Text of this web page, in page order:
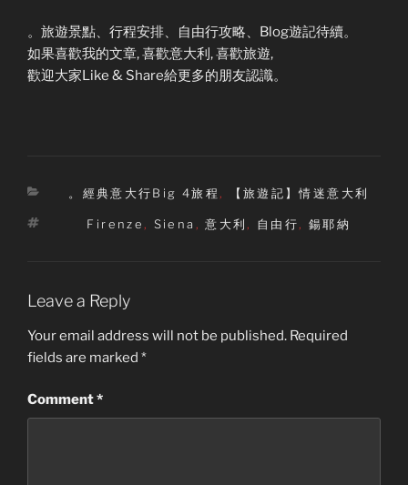
。旅遊景點、行程安排、自由行攻略、Blog遊記待續。
如果喜歡我的文章, 喜歡意大利, 喜歡旅遊,
歡迎大家Like & Share給更多的朋友認識。
Categories
。經典意大行Big 4旅程 , 【旅遊記】情迷意大利
Tags
Firenze , Siena ,意大利 , 自由行, 鍚耶納
Leave a Reply
Your email address will not be published. Required
fields are marked *
Comment*